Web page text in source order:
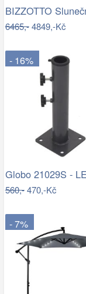
6465,-4849,-Kč
- 16%
560,-470,-Kč
- 7%